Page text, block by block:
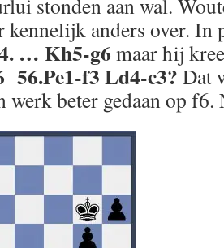
stonden aan wal.
kennelijk anders over. In
… Kh5-g6 maar hij
56.Pe1-f3 Ld4-c3? Dat
werk beter gedaan op